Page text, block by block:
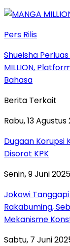
Pers Rilis
Shueisha
MILLION,
Bahasa
Berita Terkait
Rabu, 13 Agustus
Dugaan Korupsi
Disorot KPK
Senin, 9 Juni
Jokowi
Rakabuming,
Mekanisme
Sabtu, 7 Juni